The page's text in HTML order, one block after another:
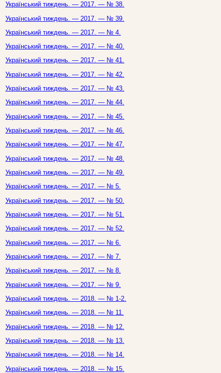
Український тиждень. — 2017. — № 38.
Український тиждень. — 2017. — № 39.
Український тиждень. — 2017. — № 4.
Український тиждень. — 2017. — № 40.
Український тиждень. — 2017. — № 41.
Український тиждень. — 2017. — № 42.
Український тиждень. — 2017. — № 43.
Український тиждень. — 2017. — № 44.
Український тиждень. — 2017. — № 45.
Український тиждень. — 2017. — № 46.
Український тиждень. — 2017. — № 47.
Український тиждень. — 2017. — № 48.
Український тиждень. — 2017. — № 49.
Український тиждень. — 2017. — № 5.
Український тиждень. — 2017. — № 50.
Український тиждень. — 2017. — № 51.
Український тиждень. — 2017. — № 52.
Український тиждень. — 2017. — № 6.
Український тиждень. — 2017. — № 7.
Український тиждень. — 2017. — № 8.
Український тиждень. — 2017. — № 9.
Український тиждень. — 2018. — № 1-2.
Український тиждень. — 2018. — № 11.
Український тиждень. — 2018. — № 12.
Український тиждень. — 2018. — № 13.
Український тиждень. — 2018. — № 14.
Український тиждень. — 2018. — № 15.